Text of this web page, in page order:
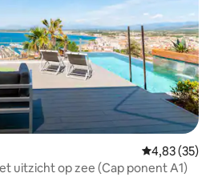
Gemiddelde
4,83 (35)
uitzicht op zee (Cap ponent A1)